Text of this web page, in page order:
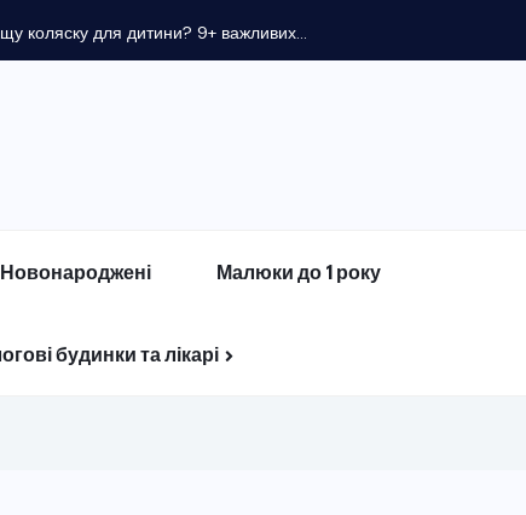
коляску для дитини? 9+ важливих...
Новонароджені Малюки до 1 року
будинки та лікарі